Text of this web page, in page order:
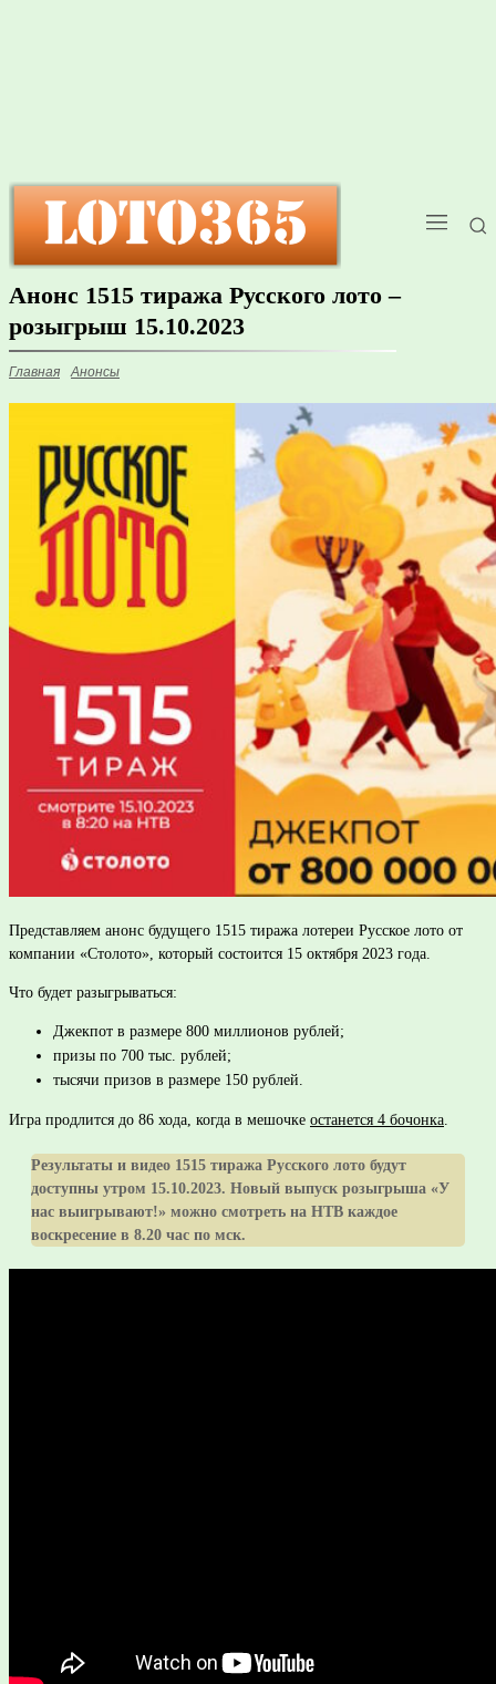
Анонс 1515 тиража Русского лото –
розыгрыш 15.10.2023
Главная Анонсы
Представляем анонс будущего 1515 тиража лотереи Русское лото от
компании «Столото», который состоится 15 октября 2023 года.
Что будет разыгрываться:
Джекпот в размере 800 миллионов рублей;
призы по 700 тыс. рублей;
тысячи призов в размере 150 рублей.
Игра продлится до 86 хода, когда в мешочке останется 4 бочонка.
Результаты и видео 1515 тиража Русского лото будут
доступны утром 15.10.2023. Новый выпуск розыгрыша «У
нас выигрывают!» можно смотреть на НТВ каждое
воскресение в 8.20 час по мск.